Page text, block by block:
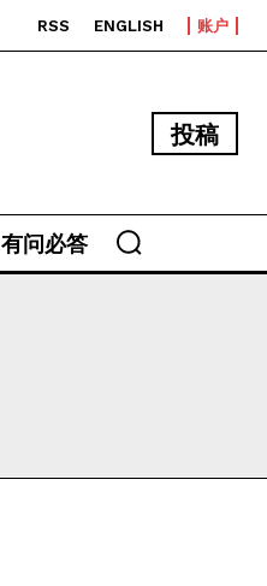
RSS ENGLISH 账户
投稿
有问必答